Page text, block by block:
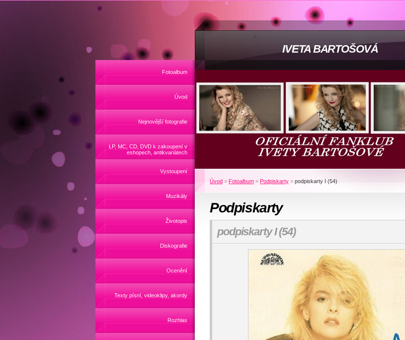
IVETA BARTOŠOVÁ
Fotoalbum
Úvod
Nejnovější fotografie
LP, MC, CD, DVD k zakoupení v
eshopech, antikvariátech
Vystoupení
Muzikály
Životopis
Diskografie
Ocenění
Texty písní, videoklipy, akordy
Rozhlas
Úvod » Fotoalbum » Podpiskarty » podpiskarty I (54)
Podpiskarty
podpiskarty I (54)